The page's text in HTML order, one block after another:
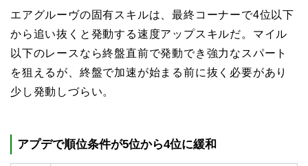
エアグルーヴの固有スキルは、最終コーナーで4位以下
から追い抜くと発動する速度アップスキルだ。マイル
以下のレースなら終盤直前で発動でき強力なスパート
を狙えるが、終盤で加速が始まる前に抜く必要があり
少し発動しづらい。
アプデで順位条件が5位から4位に緩和